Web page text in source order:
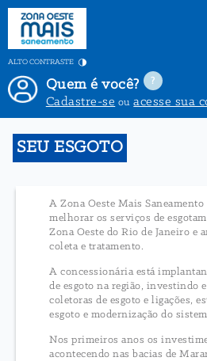
ALTO CONTRASTE
Quem é você?
Cadastre-se ouacesse sua
SEU ESGOTO
A Zona Oeste Mais
melhorar os serviços de
Zona Oeste do Rio de Janeiro e
coleta e tratamento.
A concessionária está
de esgoto na região, investindo
coletoras de esgoto e ligações,
esgoto e modernização do
Nos primeiros anos os
acontecendo nas bacias de